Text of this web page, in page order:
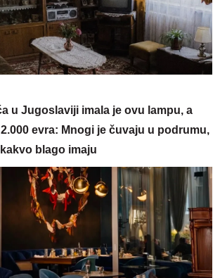
u Jugoslaviji imala je ovu lampu, a
evra: Mnogi je čuvaju u podrumu,
blago imaju